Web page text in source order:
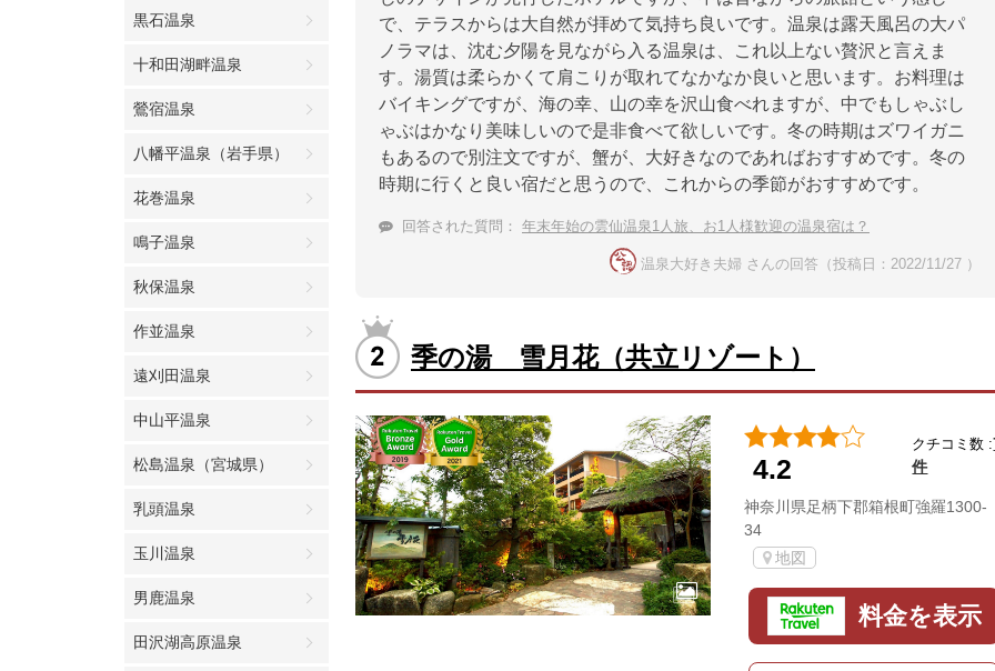
黒石温泉
十和田湖畔温泉
鶯宿温泉
八幡平温泉（岩手県）
花巻温泉
鳴子温泉
秋保温泉
作並温泉
遠刈田温泉
中山平温泉
松島温泉（宮城県）
乳頭温泉
玉川温泉
男鹿温泉
田沢湖高原温泉
で、テラスからは大自然が拝めて気持ち良いです。温泉は露天風呂の大パ
ノラマは、沈む夕陽を見ながら入る温泉は、これ以上ない贅沢と言えま
す。湯質は柔らかくて肩こりが取れてなかなか良いと思います。お料理は
バイキングですが、海の幸、山の幸を沢山食べれますが、中でもしゃぶし
ゃぶはかなり美味しいので是非食べて欲しいです。冬の時期はズワイガニ
もあるので別注文ですが、蟹が、大好きなのであればおすすめです。冬の
時期に行くと良い宿だと思うので、これからの季節がおすすめです。
回答された質問： 年末年始の雲仙温泉1人旅、お1人様歓迎の温泉宿は？
温泉大好き夫婦 さんの回答（投稿日：2022/11/27 ）
季の湯 雪月花（共立リゾート）
4.2
クチコミ数 :
件
神奈川県足柄下郡箱根町強羅1300-
34
地図
料金を表示